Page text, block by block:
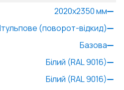
2020x2350мм
(поворот-відкид)
Базова
Білий (RAL 9016)
Білий (RAL 9016)